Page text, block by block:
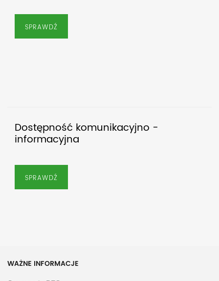
SPRAWDŹ
Dostępność komunikacyjno -
informacyjna
SPRAWDŹ
WAŻNE INFORMACJE